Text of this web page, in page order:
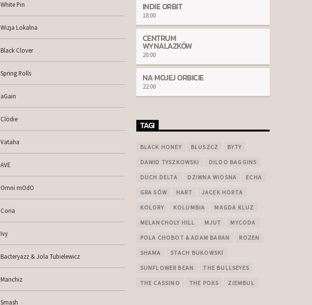
White Pin
Wizja Lokalna
Black Clover
Spring Rolls
aGain
Clödie
Vataha
AVE
Omni mOdO
Coria
Ivy
Bacteryazz & Jola Tubielewicz
Manchiz
Smash
INDIE ORBIT
18:00
CENTRUM
WYNALAZKÓW
20:00
NA MOJEJ ORBICIE
22:00
TAGI
BLACK HONEY BLUSZCZ BYTY
DAWID TYSZKOWSKI DILDO BAGGINS
DUCH DELTA DZIWNA WIOSNA ECHA
GRA SÓW HART JACEK HORTA
KOLORY KOLUMBIA MAGDA KLUZ
MELANCHOLY HILL MJUT MYCODA
POLA CHOBOT & ADAM BARAN ROZEN
SHAMA STACH BUKOWSKI
SUNFLOWER BEAN THE BULLSEYES
THE CASSINO THE POKS ZIEMBUL